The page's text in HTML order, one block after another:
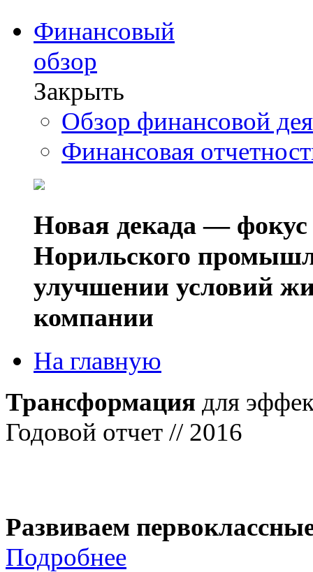
Финансовый
обзор
Закрыть
Обзор финансовой
Финансовая
Новая декада — фокус
Норильского
улучшении условий
компании
На главную
Трансформация для
Годовой отчет // 2016
Развиваем
Подробнее